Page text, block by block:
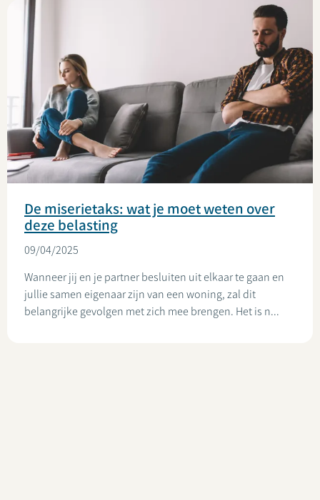
De miserietaks: wat je moet weten over
deze belasting
09/04/2025
Wanneer jij en je partner besluiten uit elkaar te gaan en
jullie samen eigenaar zijn van een woning, zal dit
belangrijke gevolgen met zich mee brengen. Het is n...